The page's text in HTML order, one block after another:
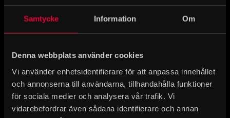
Samtycke Information Om
Denna webbplats använder cookies
Vi använder enhetsidentifierare för att anpassa innehållet
och annonserna till användarna, tillhandahålla funktioner
för sociala medier och analysera vår trafik. Vi
vidarebefordrar även sådana identifierare och annan
utställningarna betalar du entré i kassan när du
kommer.Entré och biljetter
Historiska museet, Narvavägen 17. T-bana:
Karlaplan eller Östermalmstorg.